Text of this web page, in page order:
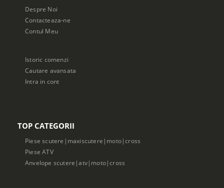
Despre Noi
Contacteaza-ne
Contul Meu
Istoric comenzi
Cautare avansata
Intra in cont
TOP CATEGORII
Piese scutere|maxiscutere|moto|cross
Piese ATV
Anvelope scutere|atv|moto|cross